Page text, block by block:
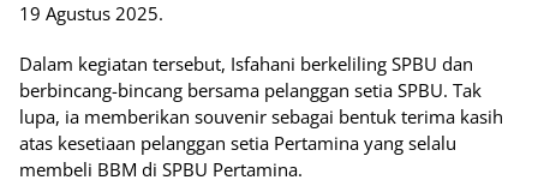
19 Agustus 2025.
Dalam kegiatan tersebut, Isfahani berkeliling SPBU dan
berbincang-bincang bersama pelanggan setia SPBU. Tak
lupa, ia memberikan souvenir sebagai bentuk terima kasih
atas kesetiaan pelanggan setia Pertamina yang selalu
membeli BBM di SPBU Pertamina.